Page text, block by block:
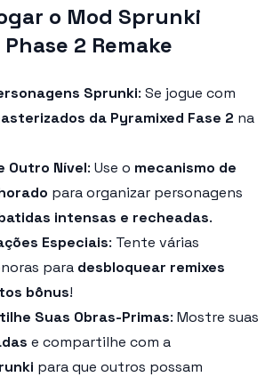
o Mod Sprunki
2 Remake
Sprunki: Se jogue com
da Pyramixed Fase 2 na
Outro Nível: Use o mecanismo de
para organizar personagens
intensas e recheadas.
Especiais: Tente várias
para desbloquear remixes
bônus!
Suas Obras-Primas: Mostre suas
e compartilhe com a
para que outros possam